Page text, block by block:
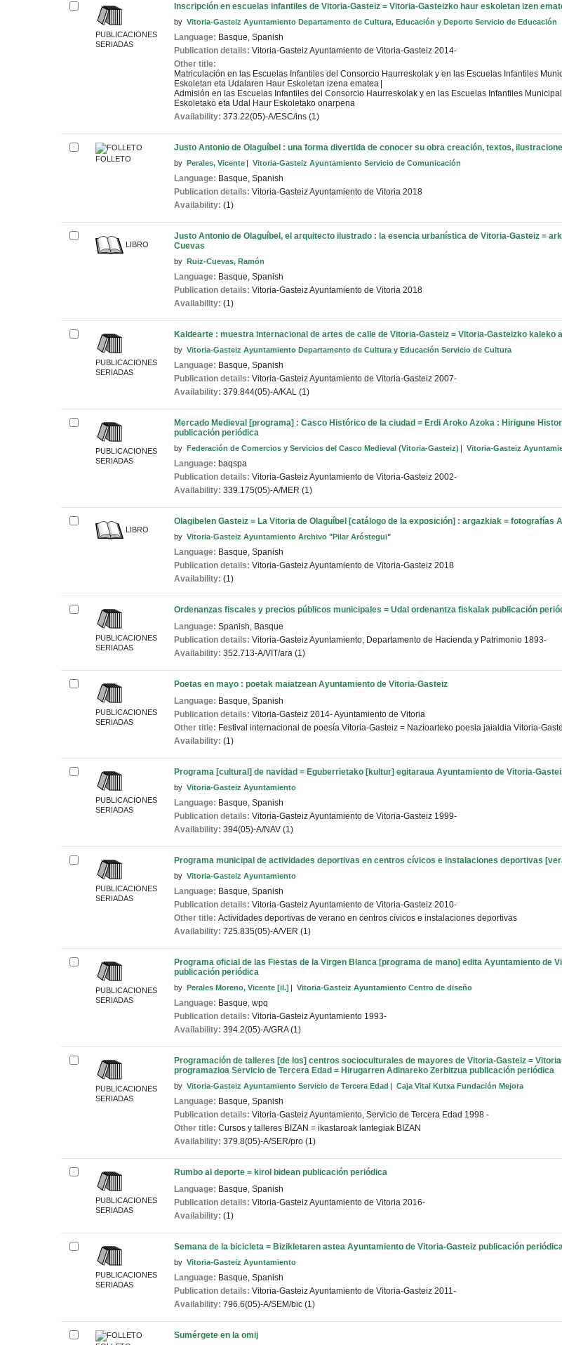
PUBLICACIONES
SERIADAS
Inscripción en escuelas infantiles de Vitoria-Gasteiz = Vitoria-Gasteizko haur eskoletan izen
by Vitoria-Gasteiz Ayuntamiento Departamento de Cultura, Educación y Deporte Servicio de Educación
Language: Basque, Spanish
Publication details: Vitoria-GasteizAyuntamiento de Vitoria-Gasteiz 2014-
Other title:
Matriculación en las Escuelas Infantiles del Consorcio Haurreskolak y en las Escuelas Infantiles
Eskoletan eta Udalaren Haur Eskoletan izena ematea
Admisión en las Escuelas Infantiles del Consorcio Haurreskolak y en las Escuelas Infantiles
Eskoletako eta Udal Haur Eskoletako onarpena
Availability: 373.22(05)-A/ESC/ins (1)
FOLLETO
Justo Antonio de Olaguíbel : una forma divertida de conocer su obra creación, textos,
by Perales, Vicente Vitoria-Gasteiz Ayuntamiento Servicio de Comunicación
Language: Basque, Spanish
Publication details: Vitoria-GasteizAyuntamiento de Vitoria 2018
Availability: (1)
LIBRO
Justo Antonio de Olaguíbel, el arquitecto ilustrado : la esencia urbanística de Vitoria-Gasteiz =
Cuevas
by Ruiz-Cuevas, Ramón
Language: Basque, Spanish
Publication details: Vitoria-GasteizAyuntamiento de Vitoria 2018
Availability: (1)
PUBLICACIONES
SERIADAS
Kaldearte : muestra internacional de artes de calle de Vitoria-Gasteiz = Vitoria-Gasteizko kaleko
by Vitoria-Gasteiz Ayuntamiento Departamento de Cultura y Educación Servicio de Cultura
Language: Basque, Spanish
Publication details: Vitoria-GasteizAyuntamiento de Vitoria-Gasteiz 2007-
Availability: 379.844(05)-A/KAL (1)
PUBLICACIONES
SERIADAS
Mercado Medieval [programa] : Casco Histórico de la ciudad = Erdi Aroko Azoka : Hirigune
publicación periódica
by Federación de Comercios y Servicios del Casco Medieval (Vitoria-Gasteiz) Vitoria-Gasteiz
Language: baqspa
Publication details: Vitoria-GasteizAyuntamiento de Vitoria-Gasteiz 2002-
Availability: 339.175(05)-A/MER (1)
LIBRO
Olagibelen Gasteiz = La Vitoria de Olaguíbel [catálogo de la exposición] : argazkiak = fotografías
by Vitoria-Gasteiz Ayuntamiento Archivo "Pilar Aróstegui"
Language: Basque, Spanish
Publication details: Vitoria-GasteizAyuntamiento de Vitoria-Gasteiz 2018
Availability: (1)
PUBLICACIONES
SERIADAS
Ordenanzas fiscales y precios públicos municipales = Udal ordenantza fiskalak publicación
Language: Spanish Basque
Publication details: Vitoria-GasteizAyuntamiento, Departamento de Hacienda y Patrimonio 1893-
Availability: 352.713-A/VIT/ara (1)
PUBLICACIONES
SERIADAS
Poetas en mayo : poetak maiatzean Ayuntamiento de Vitoria-Gasteiz
Language: Basque Spanish
Publication details: Vitoria-Gasteiz 2014-Ayuntamiento de Vitoria
Other title: Festival internacional de poesía Vitoria-Gasteiz = Nazioarteko poesia jaialdia Vitoria-
Availability: (1)
PUBLICACIONES
SERIADAS
Programa [cultural] de navidad = Eguberrietako [kultur] egitaraua Ayuntamiento de Vitoria-
by Vitoria-Gasteiz Ayuntamiento
Language: Basque, Spanish
Publication details: Vitoria-GasteizAyuntamiento de Vitoria-Gasteiz 1999-
Availability: 394(05)-A/NAV (1)
PUBLICACIONES
SERIADAS
Programa municipal de actividades deportivas en centros cívicos e instalaciones deportivas
by Vitoria-Gasteiz Ayuntamiento
Language: Basque, Spanish
Publication details: Vitoria-GasteizAyuntamiento de Vitoria-Gasteiz 2010-
Other title: Actividades deportivas de verano en centros cívicos e instalaciones deportivas
Availability: 725.835(05)-A/VER (1)
PUBLICACIONES
SERIADAS
Programa oficial de las Fiestas de la Virgen Blanca [programa de mano] edita Ayuntamiento de
publicación periódica
by Perales Moreno, Vicente [il.] Vitoria-Gasteiz Ayuntamiento Centro de diseño
Language: Basque, wpq
Publication details: Vitoria-GasteizAyuntamiento 1993-
Availability: 394.2(05)-A/GRA (1)
PUBLICACIONES
SERIADAS
Programación de talleres [de los] centros socioculturales de mayores de Vitoria-Gasteiz =
programazioa Servicio de Tercera Edad = Hirugarren Adinareko Zerbitzua publicación periódica
by Vitoria-Gasteiz Ayuntamiento Servicio de Tercera Edad Caja Vital Kutxa Fundación Mejora
Language: Basque, Spanish
Publication details: Vitoria-GasteizAyuntamiento, Servicio de Tercera Edad 1998 -
Other title: Cursos y talleres BIZAN = ikastaroak lantegiak BIZAN
Availability: 379.8(05)-A/SER/pro (1)
PUBLICACIONES
SERIADAS
Rumbo al deporte = kirol bidean publicación periódica
Language: Basque Spanish
Publication details: Vitoria-GasteizAyuntamiento de Vitoria 2016-
Availability: (1)
PUBLICACIONES
SERIADAS
Semana de la bicicleta = Bizikletaren astea Ayuntamiento de Vitoria-Gasteiz publicación periódica
by Vitoria-Gasteiz Ayuntamiento
Language: Basque, Spanish
Publication details: Vitoria-GasteizAyuntamiento de Vitoria-Gasteiz 2011-
Availability: 796.6(05)-A/SEM/bic (1)
Sumérgete en la omij